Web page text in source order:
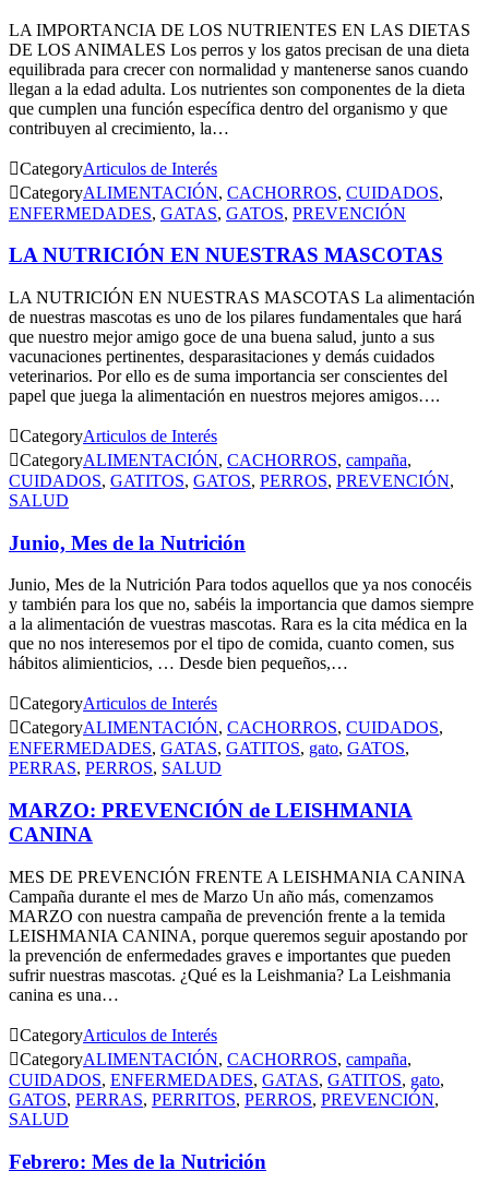
LA IMPORTANCIA DE LOS NUTRIENTES EN LAS DIETAS
DE LOS ANIMALES Los perros y los gatos precisan de una dieta
equilibrada para crecer con normalidad y mantenerse sanos cuando
llegan a la edad adulta. Los nutrientes son componentes de la dieta
que cumplen una función específica dentro del organismo y que
contribuyen al crecimiento, la…
CategoryArticulos de Interés
CategoryALIMENTACIÓN, CACHORROS, CUIDADOS,
ENFERMEDADES, GATAS, GATOS, PREVENCIÓN
LA NUTRICIÓN EN NUESTRAS MASCOTAS
LA NUTRICIÓN EN NUESTRAS MASCOTAS La alimentación
de nuestras mascotas es uno de los pilares fundamentales que hará
que nuestro mejor amigo goce de una buena salud, junto a sus
vacunaciones pertinentes, desparasitaciones y demás cuidados
veterinarios. Por ello es de suma importancia ser conscientes del
papel que juega la alimentación en nuestros mejores amigos….
CategoryArticulos de Interés
CategoryALIMENTACIÓN, CACHORROS, campaña,
CUIDADOS, GATITOS, GATOS, PERROS, PREVENCIÓN,
SALUD
Junio, Mes de la Nutrición
Junio, Mes de la Nutrición Para todos aquellos que ya nos conocéis
y también para los que no, sabéis la importancia que damos siempre
a la alimentación de vuestras mascotas. Rara es la cita médica en la
que no nos interesemos por el tipo de comida, cuanto comen, sus
hábitos alimienticios, … Desde bien pequeños,…
CategoryArticulos de Interés
CategoryALIMENTACIÓN, CACHORROS, CUIDADOS,
ENFERMEDADES, GATAS, GATITOS, gato, GATOS,
PERRAS, PERROS, SALUD
MARZO: PREVENCIÓN de LEISHMANIA
CANINA
MES DE PREVENCIÓN FRENTE A LEISHMANIA CANINA
Campaña durante el mes de Marzo Un año más, comenzamos
MARZO con nuestra campaña de prevención frente a la temida
LEISHMANIA CANINA, porque queremos seguir apostando por
la prevención de enfermedades graves e importantes que pueden
sufrir nuestras mascotas. ¿Qué es la Leishmania? La Leishmania
canina es una…
CategoryArticulos de Interés
CategoryALIMENTACIÓN, CACHORROS, campaña,
CUIDADOS, ENFERMEDADES, GATAS, GATITOS, gato,
GATOS, PERRAS, PERRITOS, PERROS, PREVENCIÓN,
SALUD
Febrero: Mes de la Nutrición